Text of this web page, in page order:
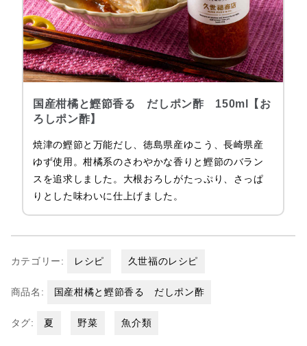
国産柑橘と鰹節香る だしポン酢 150ml【お
ろしポン酢】
焼津の鰹節と万能だし、徳島県産ゆこう、長崎県産
ゆず使用。柑橘系のさわやかな香りと鰹節のバラン
スを追求しました。大根おろしがたっぷり、さっぱ
りとした味わいに仕上げました。
カテゴリー: レシピ 久世福のレシピ
商品名: 国産柑橘と鰹節香る だしポン酢
タグ: 夏 野菜 魚介類